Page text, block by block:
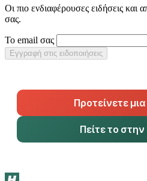
Οι πιο ενδιαφέρουσες ειδήσεις και
σας.
Το email σας
Εγγραφή στις ειδοποιήσεις
Προτείνετε
Πείτε το